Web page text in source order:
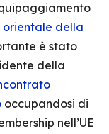
della
è stato
della
occupandosi di
nell’UE